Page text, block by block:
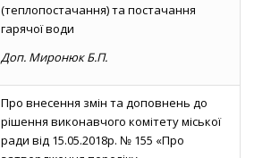
(теплопостачання) та постачання
гарячої води
Доп. Миронюк Б.П.
Про внесення змін та доповнень до
рішення виконавчого комітету міської
ради від 15.05.2018р. № 155 «Про